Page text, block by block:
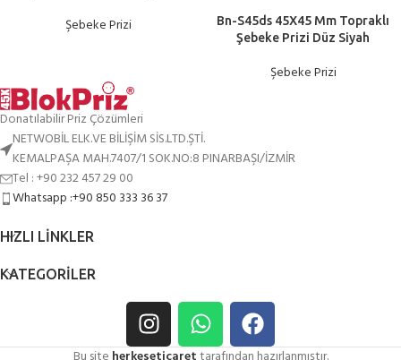
Şebeke Prizi
Bn-S45ds 45X45 Mm Topraklı
Şebeke Prizi Düz Siyah
Şebeke Prizi
Donatılabilir Priz Çözümleri
NETWOBİL ELK.VE BİLİŞİM SİS.LTD.ŞTİ.
KEMALPAŞA MAH.7407/1 SOK.NO:8 PINARBAŞI/İZMİR
Tel : +90 232 457 29 00
Whatsapp :+90 850 333 36 37
HIZLI LINKLER
KATEGORILER